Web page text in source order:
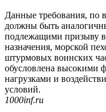
Данные требования, по
должны быть
подлежащими призыву в
назначения, морской
штурмовых воинских
обусловлена высокими
нагрузками и
условий.
1000inf.ru